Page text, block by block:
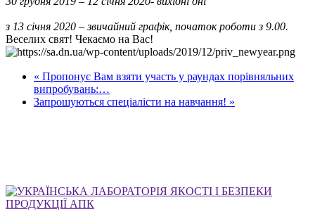
з 13 січня 2020 – звичайний графік, початок роботи з 9.00.
Веселих свят! Чекаємо на Вас!
« Пропонує Вам взяти участь у раундах порівняльних
випробувань:…
Запрошуються спеціалісти на навчання! »